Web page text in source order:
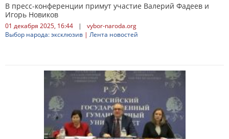
В пресс-конференции примут участие Валерий Фадеев и
Игорь Новиков
01 декабря 2025, 16:44 |
vybor-naroda.org
Выбор народа: эксклюзив | Лента новостей